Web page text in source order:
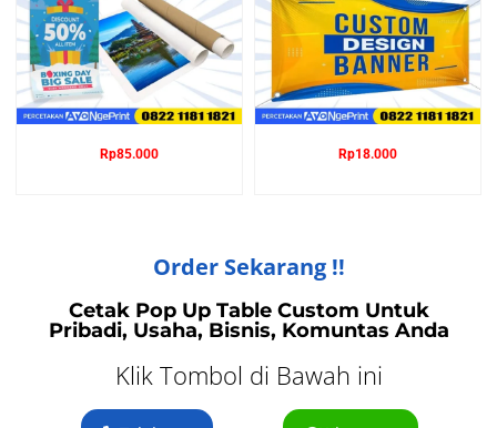
Rp85.000 Rp18.000
Order Sekarang !!
Cetak Pop Up Table Custom Untuk
Pribadi, Usaha, Bisnis, Komuntas Anda
Klik Tombol di Bawah ini